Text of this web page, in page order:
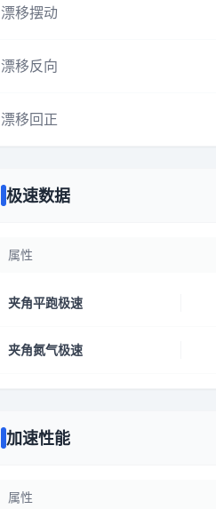
漂移摆动
漂移反向
漂移回正
极速数据
属性
夹角平跑极速
夹角氮气极速
加速性能
属性